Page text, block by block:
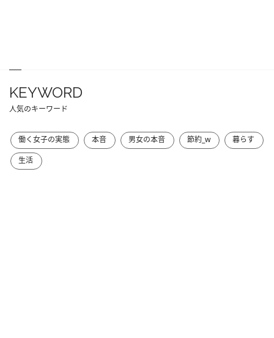
KEYWORD
人気のキーワード
働く女子の実態 本音 男女の本音 節約_w
暮らす
生活